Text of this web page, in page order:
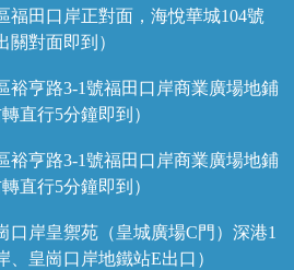
福田口岸正對面，海悅華城104號
關對面即到）
裕亨路3-1號福田口岸商業廣場地鋪
直行5分鐘即到）
裕亨路3-1號福田口岸商業廣場地鋪
直行5分鐘即到）
口岸皇禦苑（皇城廣場C門）深港1
皇崗口岸地鐵站E出口）